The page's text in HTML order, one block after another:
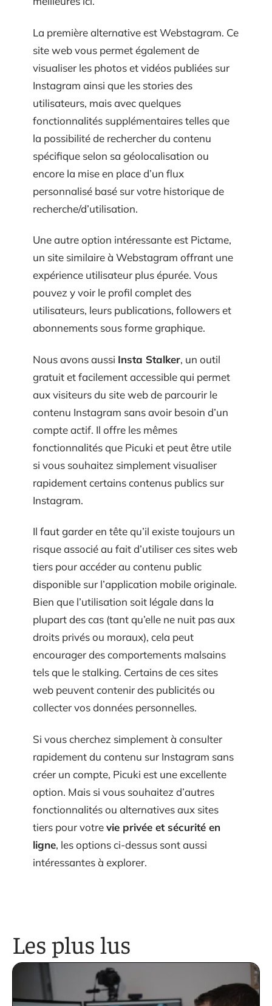
La première alternative est Webstagram. Ce
site web vous permet également de
visualiser les photos et vidéos publiées sur
Instagram ainsi que les stories des
utilisateurs, mais avec quelques
fonctionnalités supplémentaires telles que
la possibilité de rechercher du contenu
spécifique selon sa géolocalisation ou
encore la mise en place d’un flux
personnalisé basé sur votre historique de
recherche/d’utilisation.
Une autre option intéressante est Pictame,
un site similaire à Webstagram offrant une
expérience utilisateur plus épurée. Vous
pouvez y voir le profil complet des
utilisateurs, leurs publications, followers et
abonnements sous forme graphique.
Nous avons aussi Insta Stalker, un outil
gratuit et facilement accessible qui permet
aux visiteurs du site web de parcourir le
contenu Instagram sans avoir besoin d’un
compte actif. Il offre les mêmes
fonctionnalités que Picuki et peut être utile
si vous souhaitez simplement visualiser
rapidement certains contenus publics sur
Instagram.
Il faut garder en tête qu’il existe toujours un
risque associé au fait d’utiliser ces sites web
tiers pour accéder au contenu public
disponible sur l’application mobile originale.
Bien que l’utilisation soit légale dans la
plupart des cas (tant qu’elle ne nuit pas aux
droits privés ou moraux), cela peut
encourager des comportements malsains
tels que le stalking. Certains de ces sites
web peuvent contenir des publicités ou
collecter vos données personnelles.
Si vous cherchez simplement à consulter
rapidement du contenu sur Instagram sans
créer un compte, Picuki est une excellente
option. Mais si vous souhaitez d’autres
fonctionnalités ou alternatives aux sites
tiers pour votrevie privée et sécurité en
ligne, les options ci-dessus sont aussi
intéressantes à explorer.
Les plus lus